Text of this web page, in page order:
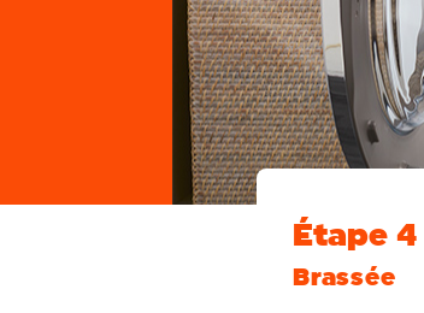
Étape 4
Brassée